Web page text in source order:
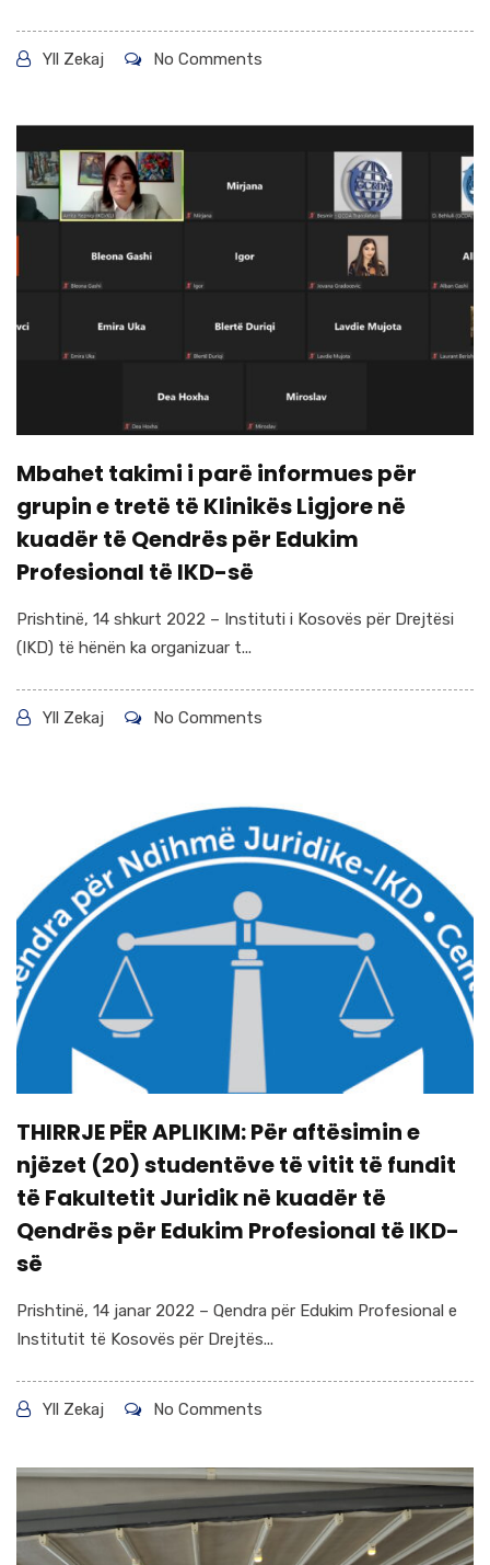
Yll Zekaj No Comments
Mbahet takimi i parë informues për
grupin e tretë të Klinikës Ligjore në
kuadër të Qendrës për Edukim
Profesional të IKD-së
Prishtinë, 14 shkurt 2022 – Instituti i Kosovës për Drejtësi
(IKD) të hënën ka organizuar t...
Yll Zekaj No Comments
THIRRJE PËR APLIKIM: Për aftësimin e
njëzet (20) studentëve të vitit të fundit
të Fakultetit Juridik në kuadër të
Qendrës për Edukim Profesional të IKD-
së
Prishtinë, 14 janar 2022 – Qendra për Edukim Profesional e
Institutit të Kosovës për Drejtës...
Yll Zekaj No Comments